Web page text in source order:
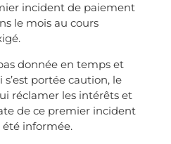
incident de paiement
le mois au cours
donnée en temps et
portée caution, le
réclamer les intérêts et
de ce premier incident
informée.